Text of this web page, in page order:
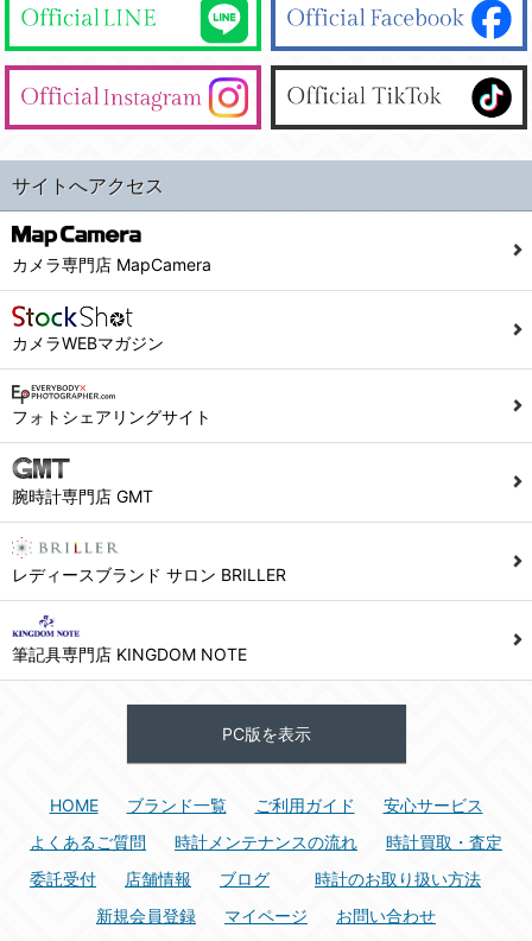
サイトへアクセス
カメラ専門店 MapCamera
カメラWEBマガジン
フォトシェアリングサイト
腕時計専門店 GMT
レディースブランド サロン BRILLER
筆記具専門店 KINGDOM NOTE
PC版を表示
HOME ブランド一覧 ご利用ガイド
安心サービス
よくあるご質問
時計メンテナンスの流れ
時計買取・査定
委託受付
店舗情報 ブログ
時計のお取り扱い方法
新規会員登録
マイページ お問い合わせ